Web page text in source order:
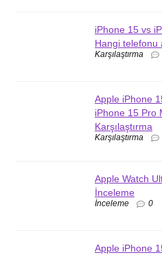
iPhone 15 vs
Hangi telefonu
Karşılaştırma
Apple iPhone
iPhone 15 Pro
Karşılaştırma
Karşılaştırma
Apple Watch
İnceleme
İnceleme 0
Apple iPhone